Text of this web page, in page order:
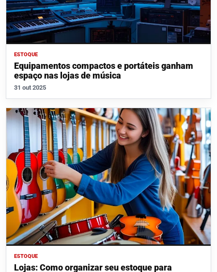
ESTOQUE
Equipamentos compactos e portáteis ganham
espaço nas lojas de música
31 out 2025
ESTOQUE
Lojas: Como organizar seu estoque para